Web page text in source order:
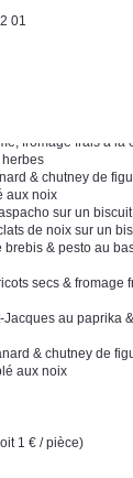
01
composés de 8
fromage frais à la
& chutney de
aux noix
sur un
de noix sur un
& pesto au
secs & fromage
au paprika
& chutney de
aux noix
1 € / pièce)